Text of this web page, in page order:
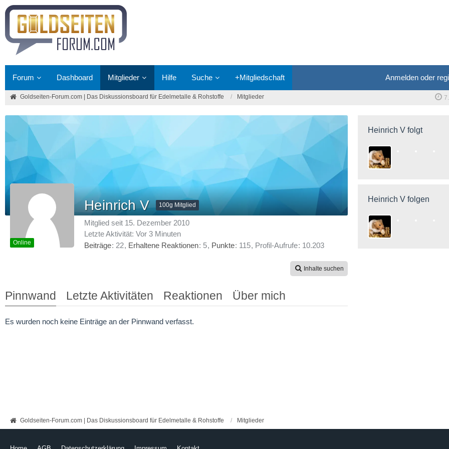
Forum Dashboard Mitglieder Hilfe Suche +Mitgliedschaft Anmelden oder
Goldseiten-Forum.com | Das Diskussionsboard für Edelmetalle & Rohstoffe Mitglieder
Goldseiten-Forum.com | Das Diskussionsboard für Edelmetalle & Rohstoffe Mitglieder
Online
Heinrich V 100g Mitglied
Mitglied seit 15. Dezember 2010
Letzte Aktivität: Vor 3 Minuten
Beiträge 22 Erhaltene Reaktionen 5 Punkte 115 Profil-Aufrufe 10.203
Inhalte suchen
Pinnwand Letzte Aktivitäten Reaktionen Über mich
Es wurden noch keine Einträge an der Pinnwand verfasst.
Heinrich V folgt
Heinrich V folgen